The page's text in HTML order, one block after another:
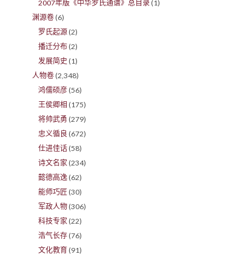
2007年版《中华罗氏通谱》总目录 (1)
渊源卷 (6)
罗氏起源 (2)
播迁分布 (2)
发展简史 (1)
人物卷 (2,348)
鸿儒硕彦 (56)
王侯卿相 (175)
将帅武勇 (279)
忠义循良 (672)
仕进佳话 (58)
诗文名家 (234)
懿德高逸 (62)
能师巧匠 (30)
军政人物 (306)
科技专家 (22)
浩气长存 (76)
文化教育 (91)